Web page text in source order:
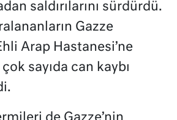
saldırılarını sürdürdü.
Gazze
Arap Hastanesi’ne
sayıda can kaybı